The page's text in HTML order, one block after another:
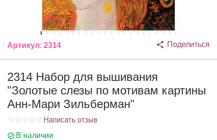
Артикул: 2314 Поделиться
2314 Набор для вышивания
"Золотые слезы по мотивам картины
Анн-Мари Зильберман"
Написать отзыв
В наличии